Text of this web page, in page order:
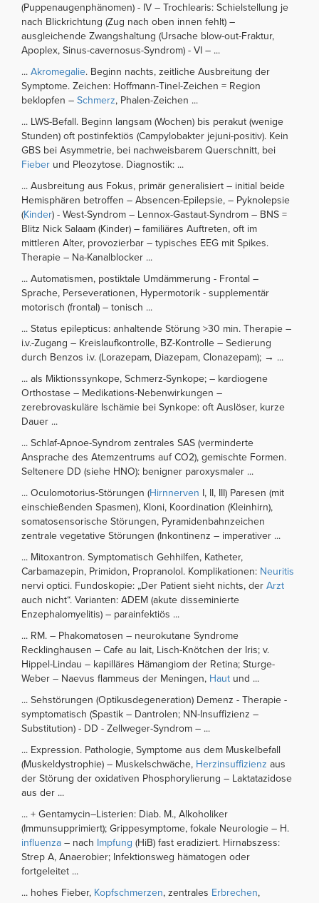
(Puppenaugenphänomen) - IV – Trochlearis: Schielstellung je
nach Blickrichtung (Zug nach oben innen fehlt) –
ausgleichende Zwangshaltung (Ursache blow-out-Fraktur,
Apoplex, Sinus-cavernosus-Syndrom) - VI – ...
... Akromegalie. Beginn nachts, zeitliche Ausbreitung der
Symptome. Zeichen: Hoffmann-Tinel-Zeichen = Region
beklopfen – Schmerz, Phalen-Zeichen ...
... LWS-Befall. Beginn langsam (Wochen) bis perakut (wenige
Stunden) oft postinfektiös (Campylobakter jejuni-positiv). Kein
GBS bei Asymmetrie, bei nachweisbarem Querschnitt, bei
Fieber und Pleozytose. Diagnostik: ...
... Ausbreitung aus Fokus, primär generalisiert – initial beide
Hemisphären betroffen – Absencen-Epilepsie, – Pyknolepsie
(Kinder) - West-Syndrom – Lennox-Gastaut-Syndrom – BNS =
Blitz Nick Salaam (Kinder) – familiäres Auftreten, oft im
mittleren Alter, provozierbar – typisches EEG mit Spikes.
Therapie – Na-Kanalblocker ...
... Automatismen, postiktale Umdämmerung - Frontal –
Sprache, Perseverationen, Hypermotorik - supplementär
motorisch (frontal) – tonisch ...
... Status epilepticus: anhaltende Störung >30 min. Therapie –
i.v.-Zugang – Kreislaufkontrolle, BZ-Kontrolle – Sedierung
durch Benzos i.v. (Lorazepam, Diazepam, Clonazepam); → ...
... als Miktionssynkope, Schmerz-Synkope; – kardiogene
Orthostase – Medikations-Nebenwirkungen –
zerebrovaskuläre Ischämie bei Synkope: oft Auslöser, kurze
Dauer ...
... Schlaf-Apnoe-Syndrom zentrales SAS (verminderte
Ansprache des Atemzentrums auf CO2), gemischte Formen.
Seltenere DD (siehe HNO): benigner paroxysmaler ...
... Oculomotorius-Störungen (Hirnnerven I, II, III) Paresen (mit
einschießenden Spasmen), Kloni, Koordination (Kleinhirn),
somatosensorische Störungen, Pyramidenbahnzeichen
zentrale vegetative Störungen (Inkontinenz – imperativer ...
... Mitoxantron. Symptomatisch Gehhilfen, Katheter,
Carbamazepin, Primidon, Propranolol. Komplikationen: Neuritis
nervi optici. Fundoskopie: „Der Patient sieht nichts, der Arzt
auch nicht“. Varianten: ADEM (akute disseminierte
Enzephalomyelitis) – parainfektiös ...
... RM. – Phakomatosen – neurokutane Syndrome
Recklinghausen – Cafe au lait, Lisch-Knötchen der Iris; v.
Hippel-Lindau – kapilläres Hämangiom der Retina; Sturge-
Weber – Naevus flammeus der Meningen, Haut und ...
... Sehstörungen (Optikusdegeneration) Demenz - Therapie -
symptomatisch (Spastik – Dantrolen; NN-Insuffizienz –
Substitution) - DD - Zellweger-Syndrom – ...
... Expression. Pathologie, Symptome aus dem Muskelbefall
(Muskeldystrophie) – Muskelschwäche, Herzinsuffizienz aus
der Störung der oxidativen Phosphorylierung – Laktatazidose
aus der ...
... + Gentamycin–Listerien: Diab. M., Alkoholiker
(Immunsupprimiert); Grippesymptome, fokale Neurologie – H.
influenza – nach Impfung (HiB) fast eradiziert. Hirnabszess:
Strep A, Anaerobier; Infektionsweg hämatogen oder
fortgeleitet ...
... hohes Fieber, Kopfschmerzen, zentrales Erbrechen,